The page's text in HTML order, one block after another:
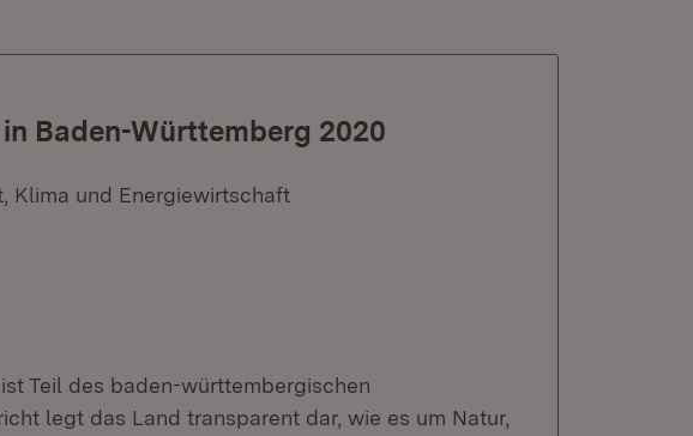
Baden-Württemberg 2020
Klima und Energiewirtschaft
Teil des baden-württembergischen
legt das Land transparent dar, wie es um Natur,